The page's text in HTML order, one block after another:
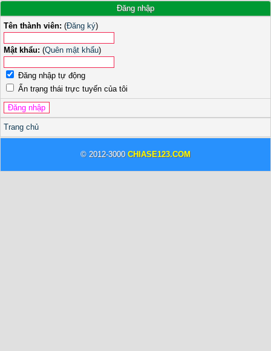
Đăng nhập
Tên thành viên: (Đăng ký)
Mật khẩu: (Quên mật khẩu)
Đăng nhập tự động
Ẩn trạng thái trực tuyến của tôi
Trang chủ
© 2012-3000 CHIASE123.COM